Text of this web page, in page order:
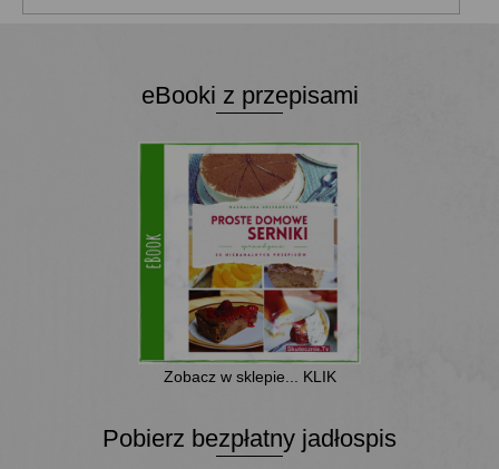
eBooki z przepisami
Zobacz w sklepie... KLIK
Pobierz bezpłatny jadłospis